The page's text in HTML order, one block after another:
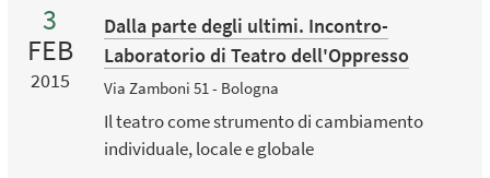
3
FEB
2015
Dalla parte degli ultimi. Incontro-
Laboratorio di Teatro dell'Oppresso
Via Zamboni 51 - Bologna
Il teatro come strumento di cambiamento
individuale, locale e globale